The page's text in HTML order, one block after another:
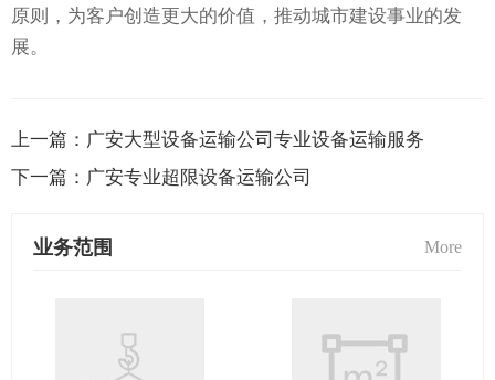
原则，为客户创造更大的价值，推动城市建设事业的发
展。
上一篇： 广安大型设备运输公司专业设备运输服务
下一篇： 广安专业超限设备运输公司
业务范围 More